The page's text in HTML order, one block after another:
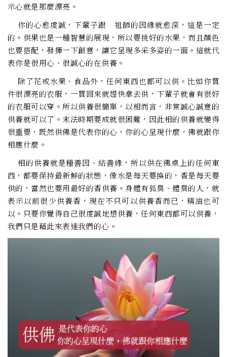
示心就是那麼漂亮。
你的心愈虔誠，下輩子跟 祖師的因緣就愈深，這是一定
的。供果也是一種智慧的展現，所以要挑好的水果，而且顏色
也要搭配，發揮一下創意，讓它呈現多采多姿的一面。這就代
表你是很用心、很誠心的在供養。
除了花或水果、食品外，任何東西也都可以供。比如你買
件很漂亮的衣服，一買回來就趕快拿去供，下輩子就會有很好
的衣服可以穿。所以供養很簡單，以相而言，非常誠心誠意的
供養就可以了。末法時期要成就很困難，因此相的供養就變得
很重要，既然供佛是代表你的心，你的心呈現什麼，佛就跟你
相應什麼。
相的供養就是種善因、結善緣，所以供在佛桌上的任何東
西，都要保持最新鮮的狀態，像水是每天要換的，香是每天要
供的，當然也要用最好的香供養。身體有狐臭、體臭的人，就
表示以前很少供養香，現在不只可以供養香而已，精油也可
以。只要你覺得自己很虔誠地想供養，任何東西都可以供養，
我們只是藉此來表達我們的心。